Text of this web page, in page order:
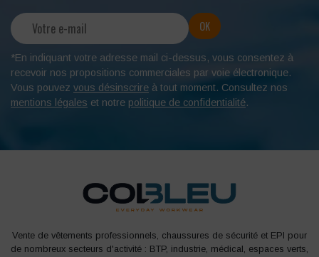
*En indiquant votre adresse mail ci-dessus, vous consentez à
recevoir nos propositions commerciales par voie électronique.
Vous pouvez vous désinscrire à tout moment. Consultez nos
mentions légales et notre politique de confidentialité.
Vente de vêtements professionnels, chaussures de sécurité et EPI pour
de nombreux secteurs d'activité : BTP, industrie, médical, espaces verts,